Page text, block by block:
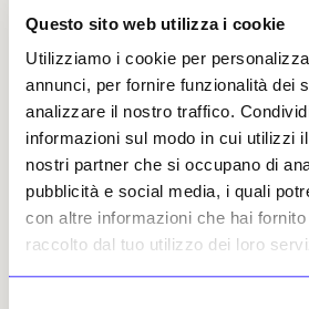
Questo sito web utilizza i cookie
Utilizziamo i cookie per
annunci, per fornire funzionalità dei
analizzare il nostro traffico.
informazioni sul modo in cui utilizzi
nostri partner che si occupano di
pubblicità e social media, i quali
con altre informazioni che hai
raccolto dal tuo utilizzo dei loro
si apre ora al dialogo con
contemporanea.
Dal 3 aprile al 5 luglio 2026
antiche saranno affiancate
dell’artista americano Alexi
1964), in una mostra che
tempi, linguaggi e sensibilità
apparentemente distanti. Il
daSilvia Gaspardo Moroe
fonda sull’idea che le